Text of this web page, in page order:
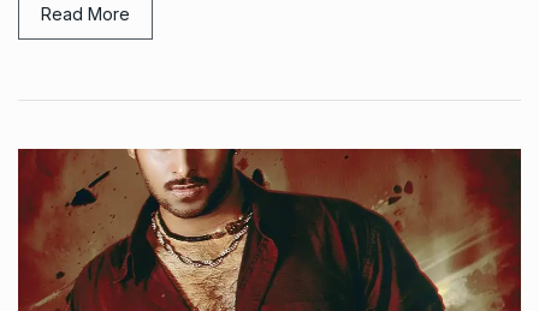
Read More